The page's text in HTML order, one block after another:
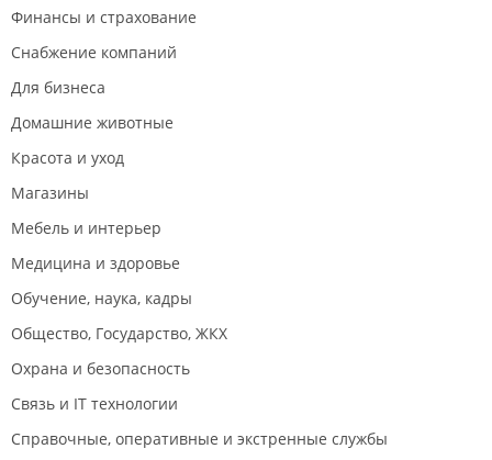
Финансы и страхование
Снабжение компаний
Для бизнеса
Домашние животные
Красота и уход
Магазины
Мебель и интерьер
Медицина и здоровье
Обучение, наука, кадры
Общество, Государство, ЖКХ
Охрана и безопасность
Связь и IT технологии
Справочные, оперативные и экстренные службы